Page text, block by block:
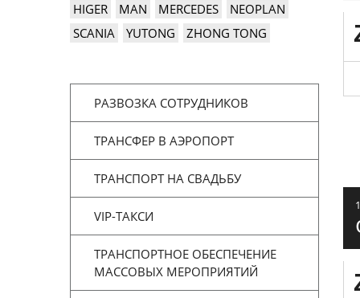
HIGER MAN MERCEDES
NEOPLAN
SCANIA
YUTONG ZHONG TONG
РАЗВОЗКА СОТРУДНИКОВ
ТРАНСФЕР В АЭРОПОРТ
ТРАНСПОРТ НА СВАДЬБУ
VIP-ТАКСИ
ТРАНСПОРТНОЕ ОБЕСПЕЧЕНИЕ
МАССОВЫХ МЕРОПРИЯТИЙ